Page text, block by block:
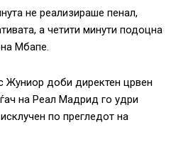
не реализираше пенал,
а четити минути подоцна
Мбапе.
Жуниор доби директен црвен
на Реал Мадрид го удри
по прегледот на